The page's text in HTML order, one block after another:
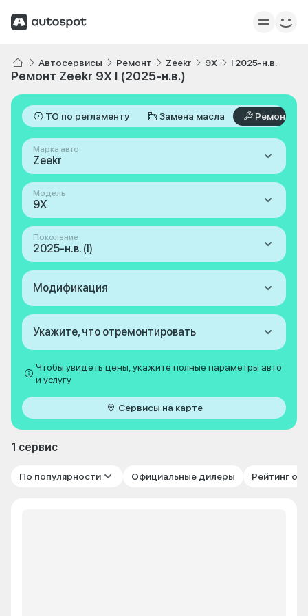
Автосервисы Ремонт Zeekr 9X I 2025-н.в.
Ремонт Zeekr 9X I (2025-н.в.)
ТО по регламенту Замена масла Ремонт
Марка авто
Zeekr
Модель
9X
Поколение
2025-н.в. (I)
Модификация
Укажите, что отремонтировать
Чтобы увидеть цены, укажите полные параметры авто
и услугу
Сервисы на карте
1 сервис
По популярности Официальные дилеры Рейтинг